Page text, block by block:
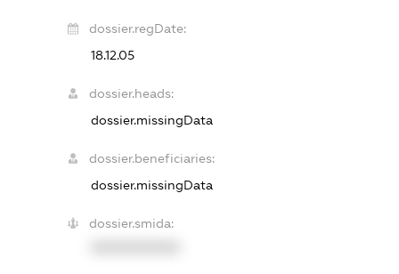
dossier.regDate:
18.12.05
dossier.heads:
dossier.missingData
dossier.beneficiaries:
dossier.missingData
dossier.smida: